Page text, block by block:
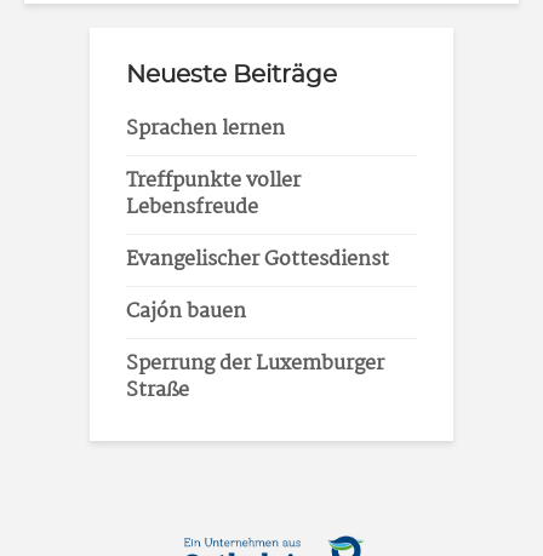
Neueste Beiträge
Sprachen lernen
Treffpunkte voller
Lebensfreude
Evangelischer Gottesdienst
Cajón bauen
Sperrung der Luxemburger
Straße